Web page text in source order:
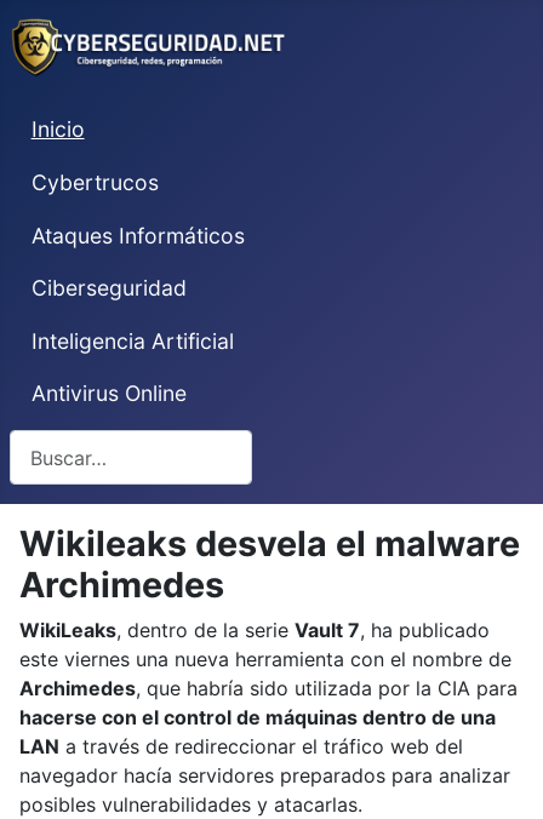
Inicio
Cybertrucos
Ataques Informáticos
Ciberseguridad
Inteligencia Artificial
Antivirus Online
Wikileaks desvela el malware
Archimedes
WikiLeaks, dentro de la serie Vault 7, ha publicado
este viernes una nueva herramienta con el nombre de
Archimedes, que habría sido utilizada por la CIA para
hacerse con el control de máquinas dentro de una
LAN a través de redireccionar el tráfico web del
navegador hacía servidores preparados para analizar
posibles vulnerabilidades y atacarlas.